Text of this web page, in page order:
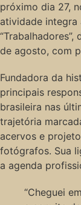
próximo dia 27,
atividade integra
de agosto, com
Fundadora da
principais
brasileira nas
trajetória
acervos e
fotógrafos. Sua
a agenda
“Cheguei